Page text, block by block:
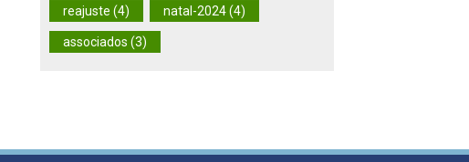
reajuste (4) natal-2024 (4)
associados (3)